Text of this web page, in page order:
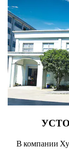
В компании